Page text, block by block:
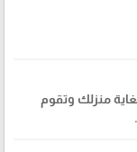
منزلك وتقوم